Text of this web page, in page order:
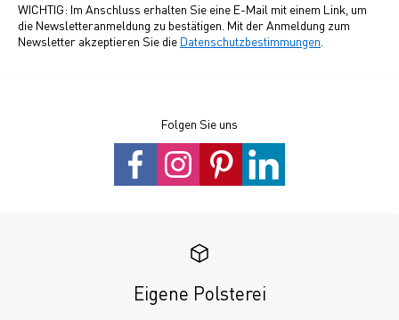
WICHTIG: Im Anschluss erhalten Sie eine E-Mail mit einem Link, um
die Newsletteranmeldung zu bestätigen. Mit der Anmeldung zum
Newsletter akzeptieren Sie die Datenschutzbestimmungen
Folgen Sie uns
Eigene Polsterei